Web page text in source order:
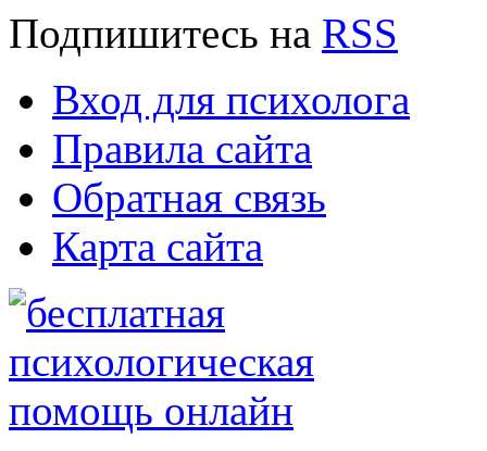
Подпишитесь на RSS
Вход для психолога
Правила сайта
Обратная связь
Карта сайта